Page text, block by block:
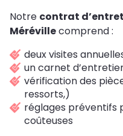
Notre contrat
Mérévillecomprend :
deux visites
un carnet
vérification des
ressorts,)
réglages préventifs
coûteuses